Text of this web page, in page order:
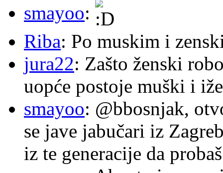
smayoo:
Riba: Po muskim i
jura22: Zašto ženski
uopće postoje muški i
smayoo: @bbosnjak,
se jave jabučari iz
iz te generacije da